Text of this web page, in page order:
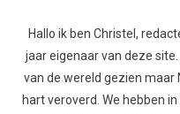
Hallo ik ben Christel,
jaar eigenaar van deze
van de wereld gezien
hart veroverd. We hebben